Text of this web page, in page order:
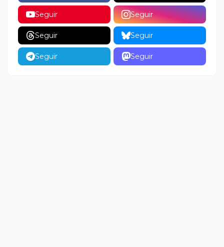
Seguir Seguir
Seguir Seguir
Seguir Seguir